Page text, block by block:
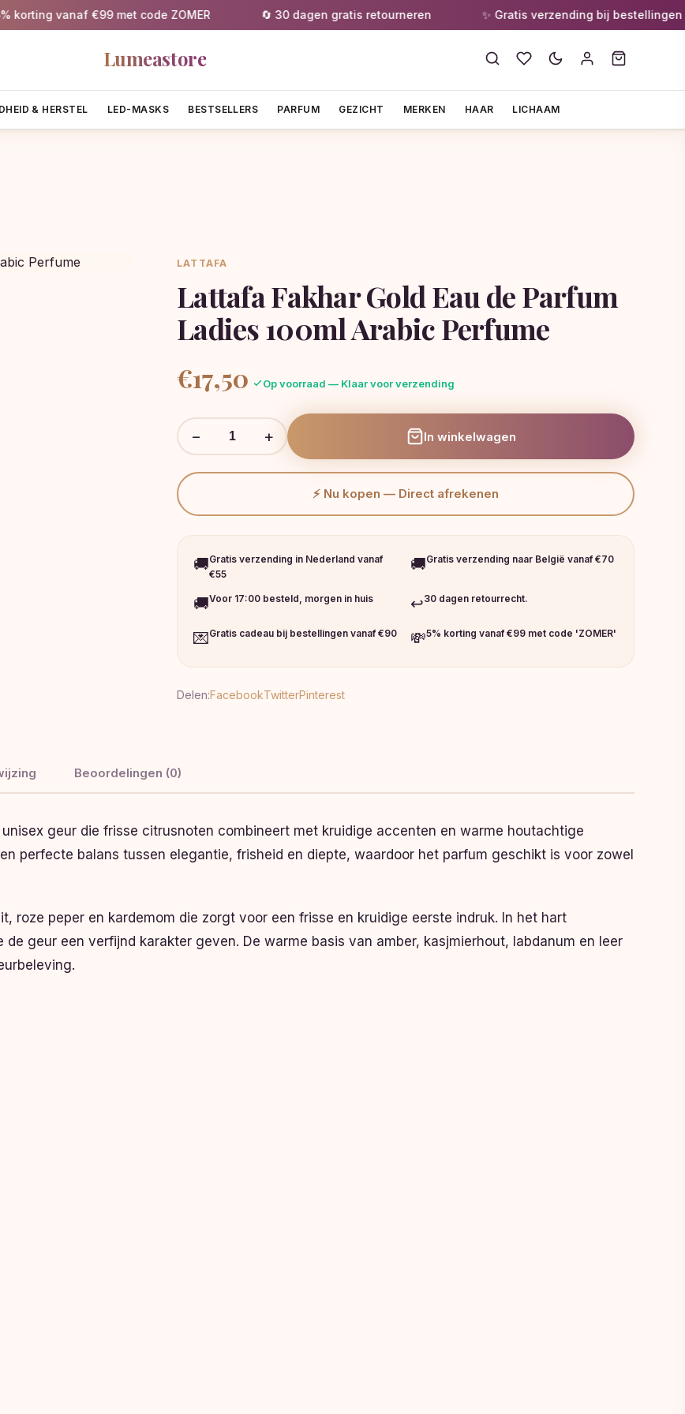
vanaf €99 met code ZOMER 🔄 30 dagen gratis retourneren ✨ Gratis verzending bij bestellingen
Lumeastore
& HERSTEL LED-MASKS BESTSELLERS PARFUM GEZICHT MERKEN HAAR LICHAAM
LATTAFA
Lattafa Fakhar Gold Eau de Parfum
Ladies 100ml Arabic Perfume
€17,50 Op voorraad — Klaar voor verzending
− + In winkelwagen
⚡ Nu kopen — Direct afrekenen
🚚Gratis verzending in Nederland vanaf
€55
🚚Gratis verzending naar België vanaf €70
🚚Voor 17:00 besteld, morgen in huis ↩️30 dagen retourrecht.
💌Gratis cadeau bij bestellingen vanaf €90 💸5% korting vanaf €99 met code 'ZOMER'
Delen:FacebookTwitterPinterest
Beoordelingen (0)
geur die frisse citrusnoten combineert met kruidige accenten en warme houtachtige
perfecte balans tussen elegantie, frisheid en diepte, waardoor het parfum geschikt is voor zowel
roze peper en kardemom die zorgt voor een frisse en kruidige eerste indruk. In het hart
geur een verfijnd karakter geven. De warme basis van amber, kasjmierhout, labdanum en leer